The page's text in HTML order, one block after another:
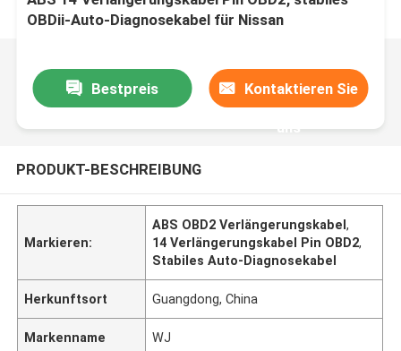
OBDii-Auto-Diagnosekabel für Nissan
Bestpreis Kontaktieren Sie
uns
PRODUKT-BESCHREIBUNG
Markieren:
ABS OBD2 Verlängerungskabel,
14 Verlängerungskabel Pin OBD2,
Stabiles Auto-Diagnosekabel
Herkunftsort Guangdong, China
Markenname WJ